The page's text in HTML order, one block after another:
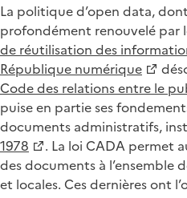
La politique d’open data,
profondément renouvelé par
de réutilisation des
République numérique
Code des relations entre le
puise en partie ses
documents administratifs,
1978
. La loi CADA permet
des documents à l’ensemble
et locales. Ces dernières ont